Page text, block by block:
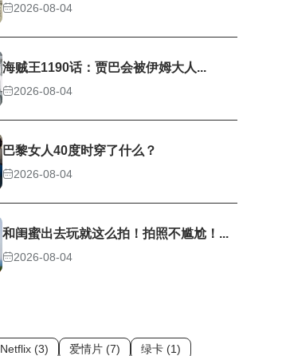
2026-08-04
海贼王1190话：贾巴会被伊姆大人...
2026-08-04
巴黎女人40度时穿了什么？
2026-08-04
和闺蜜出去玩就这么拍！拍照不尴尬！...
2026-08-04
Netflix (3) 爱情片 (7)
绿卡 (1)